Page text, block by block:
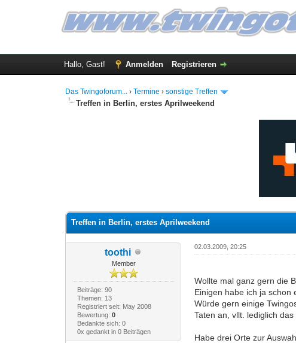
Hallo, Gast! Anmelden Registrieren
Das Twingoforum... ›Termine ›sonstige Treffen
Treffen in Berlin, erstes Aprilweekend
Treffen in Berlin, erstes Aprilweekend
toothi
Member
Beiträge: 90
Themen: 13
Registriert seit: May 2008
Bewertung: 0
Bedankte sich: 0
0x gedankt in 0 Beiträgen
02.03.2009, 20:25
Wollte mal ganz gern die
Einigen habe ich ja schon
Würde gern einige
Taten an, vllt. lediglich
Habe drei Orte zur